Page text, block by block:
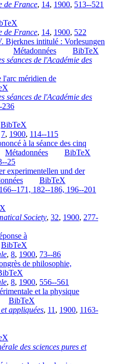
de France, 14, 1900, 513--521
de France, 14, 1900, 522
Bjerknes intitulé : Vorlesungen
Métadonnées
BibTeX
séances de l'Académie des
l'arc méridien de
séances de l'Académie des
236
BibTeX
7, 1900, 114--115
à la séance des cinq
Métadonnées
BibTeX
25
experimentellen und der
BibTeX
166--171, 182--186, 196--201
Society, 32, 1900, 277-
à
BibTeX
, 8, 1900, 73--86
de philosophie,
, 8, 1900, 556--561
et la physique
BibTeX
appliquées, 11 , 1900, 1163-
des sciences pures et